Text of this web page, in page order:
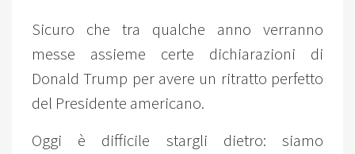
Sicuro che tra qualche anno verranno
messe assieme certe dichiarazioni di
Donald Trump per avere un ritratto perfetto
del Presidente americano.
Oggi è difficile stargli dietro: siamo